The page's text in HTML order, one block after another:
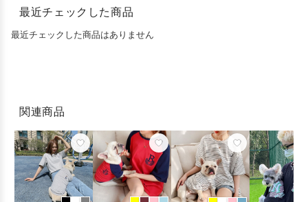
最近チェックした商品
最近チェックした商品はありません
関連商品